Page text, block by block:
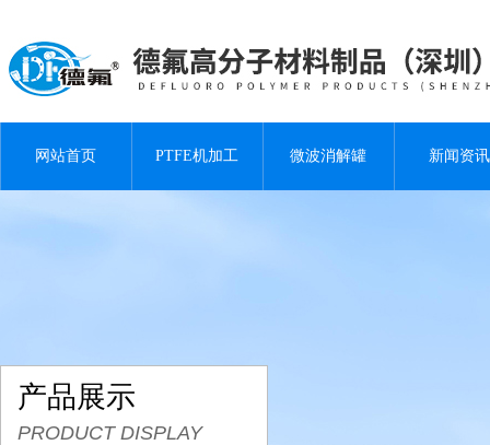
网站首页 PTFE机加工 微波消解罐 新闻资讯
产品展示
PRODUCT DISPLAY